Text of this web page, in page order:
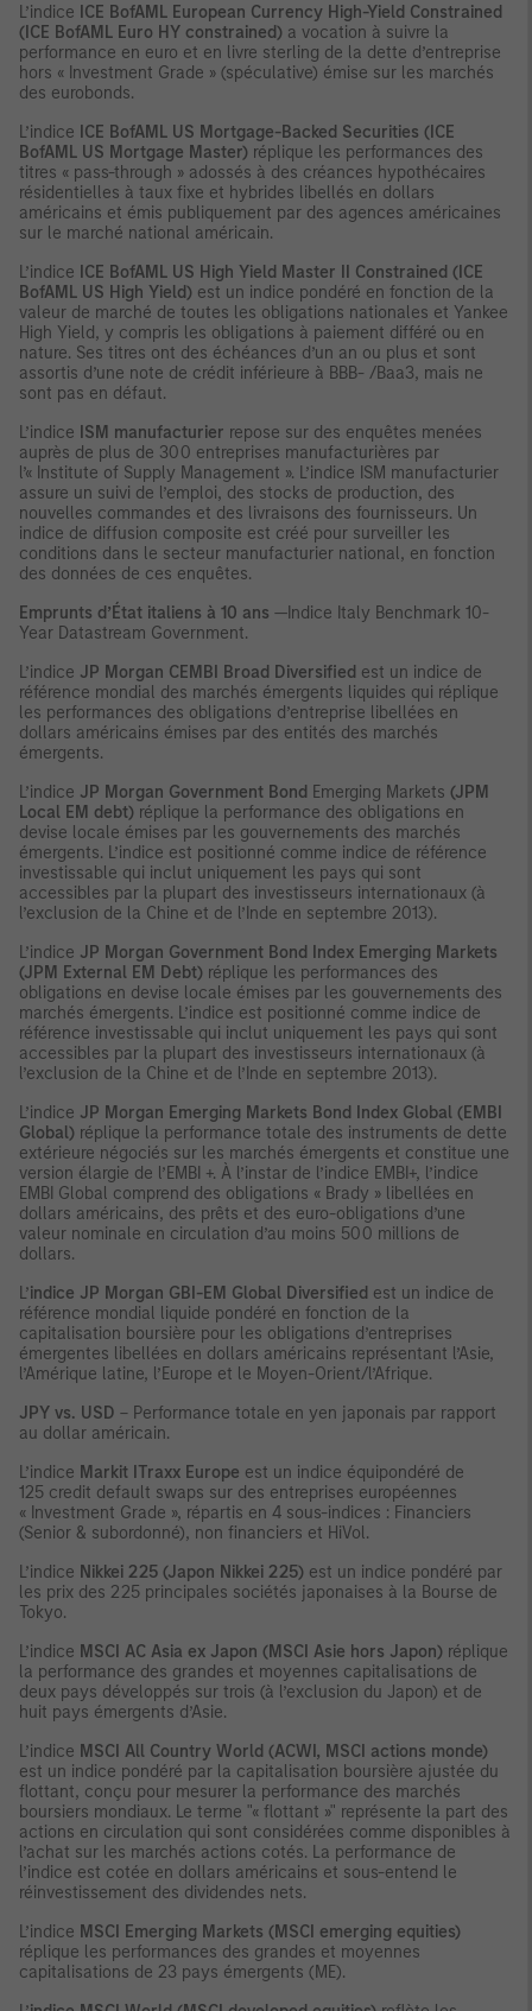
L’indice ICE BofAML European Currency High-Yield Constrained
(ICE BofAML Euro HY constrained) a vocation à suivre la
performance en euro et en livre sterling de la dette d’entreprise
hors « Investment Grade » (spéculative) émise sur les marchés
des eurobonds.
L’indice ICE BofAML US Mortgage-Backed Securities (ICE
BofAML US Mortgage Master) réplique les performances des
titres « pass-through » adossés à des créances hypothécaires
résidentielles à taux fixe et hybrides libellés en dollars
américains et émis publiquement par des agences américaines
sur le marché national américain.
L’indice ICE BofAML US High Yield Master II Constrained (ICE
BofAML US High Yield) est un indice pondéré en fonction de la
valeur de marché de toutes les obligations nationales et Yankee
High Yield, y compris les obligations à paiement différé ou en
nature. Ses titres ont des échéances d’un an ou plus et sont
assortis d’une note de crédit inférieure à BBB- /Baa3, mais ne
sont pas en défaut.
L’indice ISM manufacturier repose sur des enquêtes menées
auprès de plus de 300 entreprises manufacturières par
l’« Institute of Supply Management ». L’indice ISM manufacturier
assure un suivi de l’emploi, des stocks de production, des
nouvelles commandes et des livraisons des fournisseurs. Un
indice de diffusion composite est créé pour surveiller les
conditions dans le secteur manufacturier national, en fonction
des données de ces enquêtes.
Emprunts d’État italiens à 10 ans —Indice Italy Benchmark 10-
Year Datastream Government.
L’indice JP Morgan CEMBI Broad Diversified est un indice de
référence mondial des marchés émergents liquides qui réplique
les performances des obligations d’entreprise libellées en
dollars américains émises par des entités des marchés
émergents.
L’indice JP Morgan Government Bond Emerging Markets (JPM
Local EM debt) réplique la performance des obligations en
devise locale émises par les gouvernements des marchés
émergents. L’indice est positionné comme indice de référence
investissable qui inclut uniquement les pays qui sont
accessibles par la plupart des investisseurs internationaux (à
l’exclusion de la Chine et de l’Inde en septembre 2013).
L’indice JP Morgan Government Bond Index Emerging Markets
(JPM External EM Debt) réplique les performances des
obligations en devise locale émises par les gouvernements des
marchés émergents. L’indice est positionné comme indice de
référence investissable qui inclut uniquement les pays qui sont
accessibles par la plupart des investisseurs internationaux (à
l’exclusion de la Chine et de l’Inde en septembre 2013).
L’indice JP Morgan Emerging Markets Bond Index Global (EMBI
Global) réplique la performance totale des instruments de dette
extérieure négociés sur les marchés émergents et constitue une
version élargie de l’EMBI +. À l’instar de l’indice EMBI+, l’indice
EMBI Global comprend des obligations « Brady » libellées en
dollars américains, des prêts et des euro-obligations d’une
valeur nominale en circulation d’au moins 500 millions de
dollars.
L’indice JP Morgan GBI-EM Global Diversified est un indice de
référence mondial liquide pondéré en fonction de la
capitalisation boursière pour les obligations d’entreprises
émergentes libellées en dollars américains représentant l’Asie,
l’Amérique latine, l’Europe et le Moyen-Orient/l’Afrique.
JPY vs. USD – Performance totale en yen japonais par rapport
au dollar américain.
L’indice Markit ITraxx Europe est un indice équipondéré de
125 credit default swaps sur des entreprises européennes
« Investment Grade », répartis en 4 sous-indices : Financiers
(Senior & subordonné), non financiers et HiVol.
L’indice Nikkei 225 (Japon Nikkei 225) est un indice pondéré par
les prix des 225 principales sociétés japonaises à la Bourse de
Tokyo.
L’indice MSCI AC Asia ex Japon (MSCI Asie hors Japon) réplique
la performance des grandes et moyennes capitalisations de
deux pays développés sur trois (à l’exclusion du Japon) et de
huit pays émergents d’Asie.
L’indice MSCI All Country World (ACWI, MSCI actions monde)
est un indice pondéré par la capitalisation boursière ajustée du
flottant, conçu pour mesurer la performance des marchés
boursiers mondiaux. Le terme "« flottant »" représente la part des
actions en circulation qui sont considérées comme disponibles à
l’achat sur les marchés actions cotés. La performance de
l’indice est cotée en dollars américains et sous-entend le
réinvestissement des dividendes nets.
L’indice MSCI Emerging Markets (MSCI emerging equities)
réplique les performances des grandes et moyennes
capitalisations de 23 pays émergents (ME).